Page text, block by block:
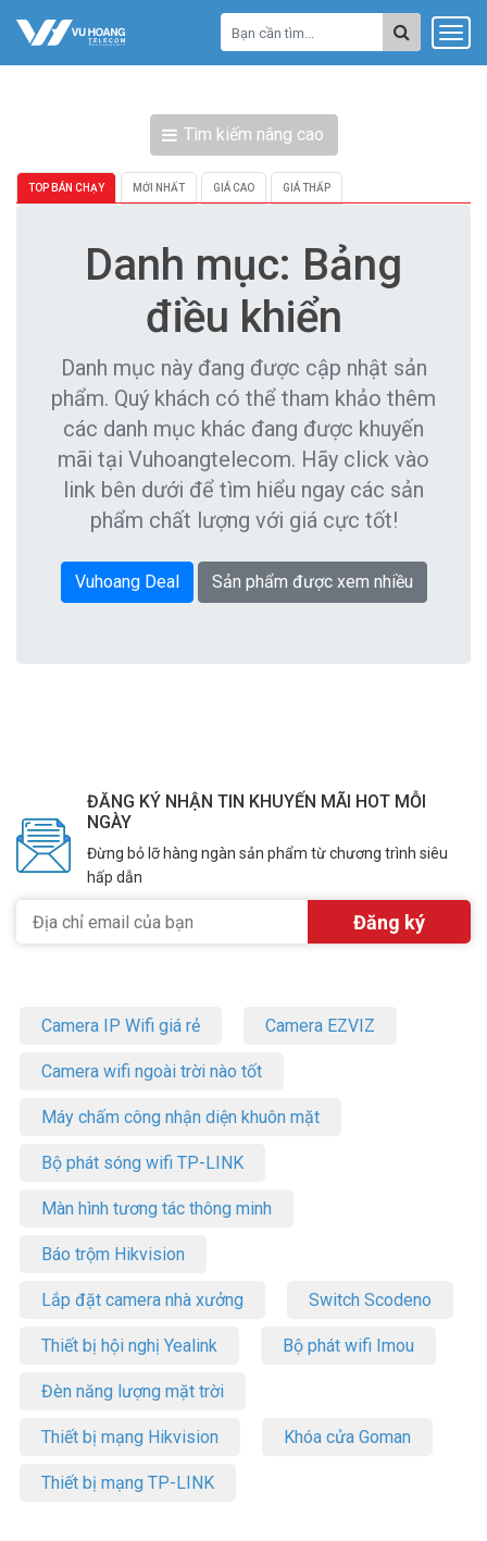
Tìm kiếm nâng cao
TOP BÁN CHẠY MỚI NHẤT GIÁ CAO GIÁ THẤP
Danh mục: Bảng
điều khiển
Danh mục này đang được cập nhật sản
phẩm. Quý khách có thể tham khảo thêm
các danh mục khác đang được khuyến
mãi tại Vuhoangtelecom. Hãy click vào
link bên dưới để tìm hiểu ngay các sản
phẩm chất lượng với giá cực tốt!
Vuhoang Deal Sản phẩm được xem nhiều
ĐĂNG KÝ NHẬN TIN KHUYẾN MÃI HOT MỖI
NGÀY
Đừng bỏ lỡ hàng ngàn sản phẩm từ chương trình siêu
hấp dẫn
Camera IP Wifi giá rẻ Camera EZVIZ
Camera wifi ngoài trời nào tốt
Máy chấm công nhận diện khuôn mặt
Bộ phát sóng wifi TP-LINK
Màn hình tương tác thông minh
Báo trộm Hikvision
Lắp đặt camera nhà xưởng Switch Scodeno
Thiết bị hội nghị Yealink Bộ phát wifi Imou
Đèn năng lượng mặt trời
Thiết bị mạng Hikvision Khóa cửa Goman
Thiết bị mạng TP-LINK